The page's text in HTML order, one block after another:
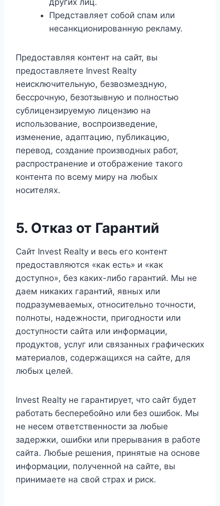
других лиц.
Представляет собой спам или
несанкционированную рекламу.
Предоставляя контент на сайт, вы
предоставляете Invest Realty
неисключительную, безвозмездную,
бессрочную, безотзывную и полностью
сублицензируемую лицензию на
использование, воспроизведение,
изменение, адаптацию, публикацию,
перевод, создание производных работ,
распространение и отображение такого
контента по всему миру на любых
носителях.
5. Отказ от Гарантий
Сайт Invest Realty и весь его контент
предоставляются «как есть» и «как
доступно», без каких-либо гарантий. Мы не
даем никаких гарантий, явных или
подразумеваемых, относительно точности,
полноты, надежности, пригодности или
доступности сайта или информации,
продуктов, услуг или связанных графических
материалов, содержащихся на сайте, для
любых целей.
Invest Realty не гарантирует, что сайт будет
работать бесперебойно или без ошибок. Мы
не несем ответственности за любые
задержки, ошибки или прерывания в работе
сайта. Любые решения, принятые на основе
информации, полученной на сайте, вы
принимаете на свой страх и риск.